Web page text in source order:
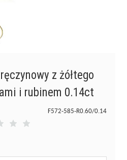
z żółtego
i rubinem 0.14ct
F572-585-R0.60/0.14